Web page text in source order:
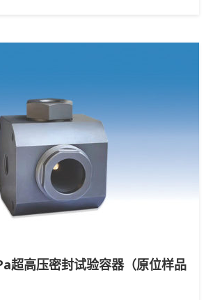
超高压密封试验容器（原位样品